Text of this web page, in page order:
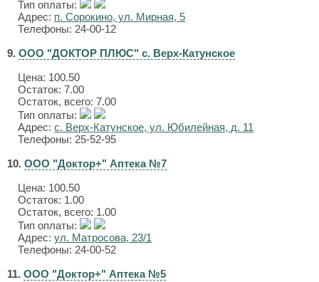
Тип оплаты:
Адрес: п. Сорокино, ул. Мирная, 5
Телефоны: 24-00-12
9. ООО "ДОКТОР ПЛЮС" с. Верх-Катунское
Цена: 100.50
Остаток: 7.00
Остаток, всего: 7.00
Тип оплаты:
Адрес: с. Верх-Катунское, ул. Юбилейная, д. 11
Телефоны: 25-52-95
10. ООО "Доктор+" Аптека №7
Цена: 100.50
Остаток: 1.00
Остаток, всего: 1.00
Тип оплаты:
Адрес: ул. Матросова, 23/1
Телефоны: 24-00-52
11. ООО "Доктор+" Аптека №5